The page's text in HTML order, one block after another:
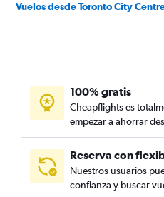
Vuelos desde Toronto City
100% gratis
Cheapflights es
empezar a ahorrar
Reserva con
Nuestros usuarios
confianza y buscar